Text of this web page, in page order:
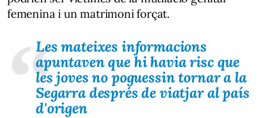
femenina i un matrimoni forçat.
Les mateixes informacions
apuntaven que hi havia risc que
les joves no poguessin tornar a la
Segarra després de viatjar al país
d'origen